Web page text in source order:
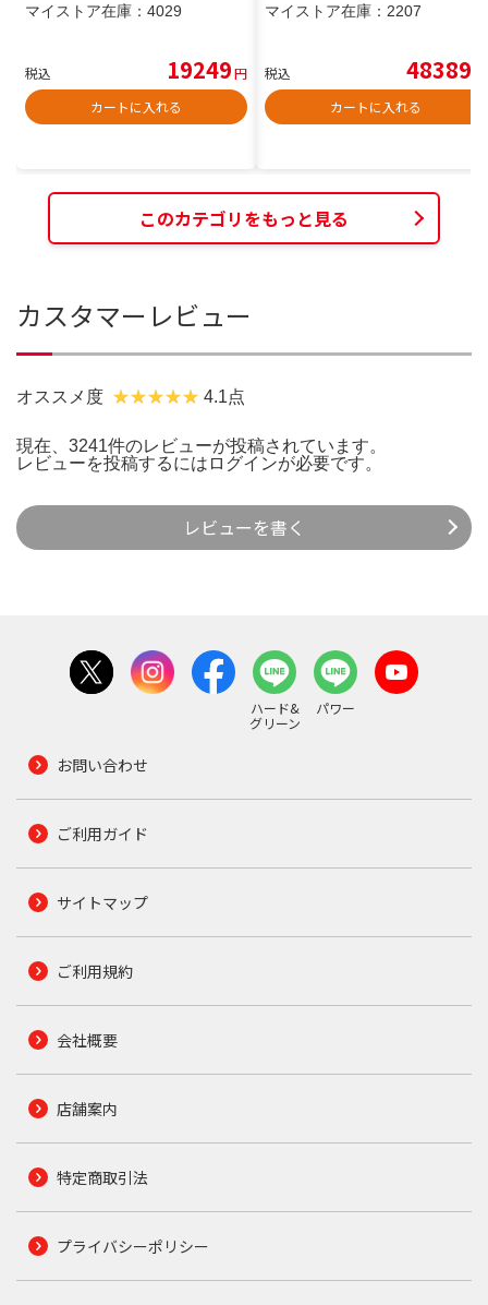
マイストア在庫： 4029
税込 19249円
カートに入れる
マイストア在庫： 2207
税込 48389
カートに入れる
このカテゴリをもっと見る
カスタマーレビュー
オススメ度 4.1点
現在、3241件のレビューが投稿されています。
レビューを投稿するには ログインが必要です。
レビューを書く
ハード&
グリーン
パワー
お問い合わせ
ご利用ガイド
サイトマップ
ご利用規約
会社概要
店舗案内
特定商取引法
プライバシーポリシー